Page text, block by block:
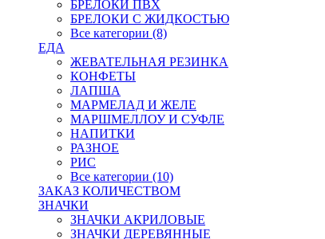
БРЕЛОКИ ПВХ
БРЕЛОКИ С ЖИДКОСТЬЮ
Все категории (8)
ЕДА
ЖЕВАТЕЛЬНАЯ РЕЗИНКА
КОНФЕТЫ
ЛАПША
МАРМЕЛАД И ЖЕЛЕ
МАРШМЕЛЛОУ И СУФЛЕ
НАПИТКИ
РАЗНОЕ
РИС
Все категории (10)
ЗАКАЗ КОЛИЧЕСТВОМ
ЗНАЧКИ
ЗНАЧКИ АКРИЛОВЫЕ
ЗНАЧКИ ДЕРЕВЯННЫЕ